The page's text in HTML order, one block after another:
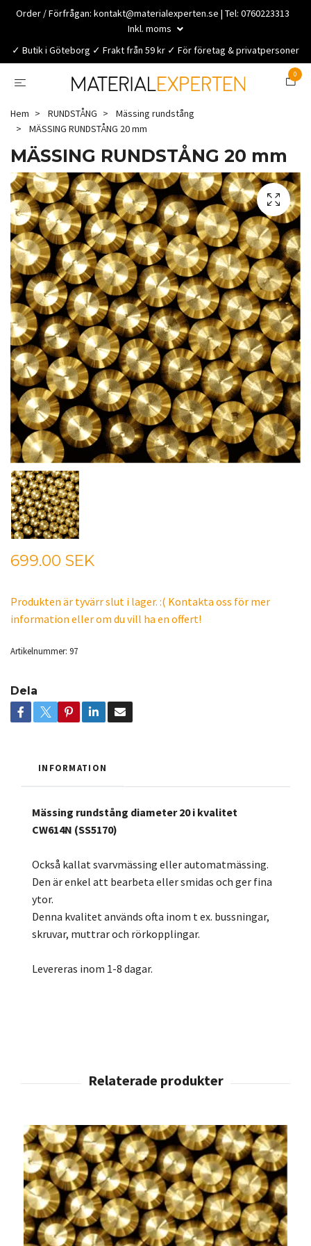
Order / Förfrågan: kontakt@materialexperten.se | Tel: 0760223313
Inkl. moms
✓ Butik i Göteborg ✓ Frakt från 59 kr ✓ För företag & privatpersoner
0
Hem RUNDSTÅNG
Mässing rundstång
MÄSSING RUNDSTÅNG 20 mm
MÄSSING RUNDSTÅNG 20 mm
699.00 SEK
Produkten är tyvärr slut i lager. :( Kontakta oss för mer
information eller om du vill ha en offert!
Artikelnummer: 97
Dela
INFORMATION
Mässing rundstång diameter 20 i kvalitet
CW614N (SS5170)
Också kallat svarvmässing eller automatmässing.
Den är enkel att bearbeta eller smidas och ger fina
ytor.
Denna kvalitet används ofta inom t ex. bussningar,
skruvar, muttrar och rörkopplingar.
Levereras inom 1-8 dagar.